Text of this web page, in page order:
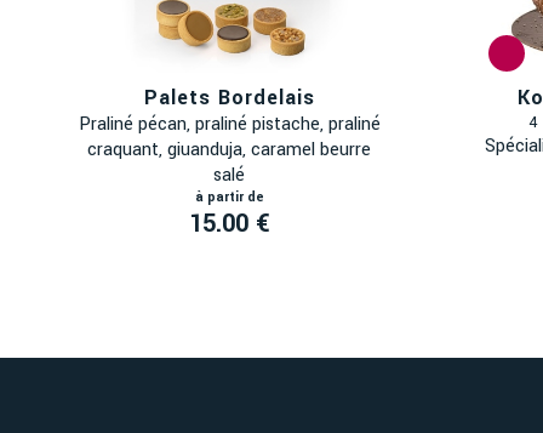
Palets Bordelais
Praliné pécan, praliné pistache, praliné
craquant, giuanduja, caramel beurre
salé
15.00 €